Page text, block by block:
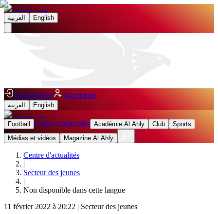
العربية English
Se connecter Inscription
العربية English
Football Centre d'actualités Académie Al Ahly Club
Sports
Médias et vidéos
Magazine Al Ahly
Centre d'actualités
|
Secteur des jeunes
|
Non disponible dans cette langue
11 février 2022 à 20:22 | Secteur des jeunes